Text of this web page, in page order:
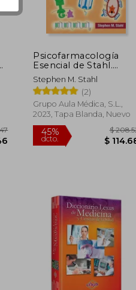
$ 77.15
$ 42.43
45%
dcto.
Psicofarmacología
Esencial de Stahl.
Bases Neurocientíficas
y Aplicaciones
Prácticas
Stephen M. Stahl
(2)
Grupo Aula Médica, S.L.,
2023, Tapa Blanda, Nuevo